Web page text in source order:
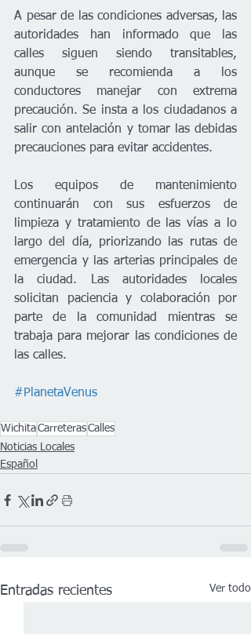
A pesar de las condiciones adversas, las
autoridades han informado que las
calles siguen siendo transitables,
aunque se recomienda a los
conductores manejar con extrema
precaución. Se insta a los ciudadanos a
salir con antelación y tomar las debidas
precauciones para evitar accidentes.
Los equipos de mantenimiento
continuarán con sus esfuerzos de
limpieza y tratamiento de las vías a lo
largo del día, priorizando las rutas de
emergencia y las arterias principales de
la ciudad. Las autoridades locales
solicitan paciencia y colaboración por
parte de la comunidad mientras se
trabaja para mejorar las condiciones de
las calles.
#PlanetaVenus
WichitaCarreterasCalles
Noticias Locales
Español
Entradas recientes Ver todo